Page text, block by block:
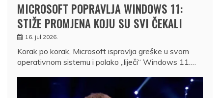
MICROSOFT POPRAVLJA WINDOWS 11:
STIŽE PROMJENA KOJU SU SVI ČEKALI
16. jul 2026.
Korak po korak, Microsoft ispravlja greške u svom
operativnom sistemu i polako „liječi“ Windows 11.…